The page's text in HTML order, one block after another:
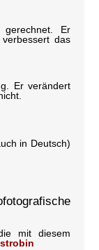
Er
das
Er verändert
in Deutsch)
mit diesem